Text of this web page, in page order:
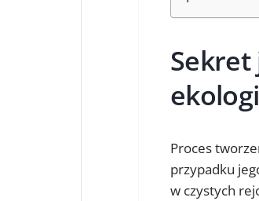
Proces
przypadku
w czystych